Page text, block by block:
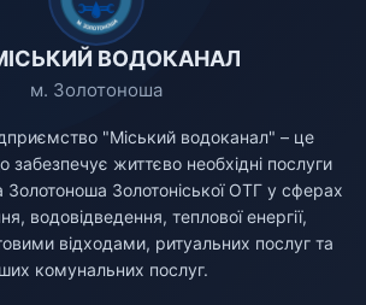
ВОДОКАНАЛ
м. Золотоноша
"Міський водоканал" – це
забезпечує життєво необхідні послуги
Золотоніської ОТГ у сферах
водовідведення, теплової енергії,
відходами, ритуальних послуг та
комунальних послуг.